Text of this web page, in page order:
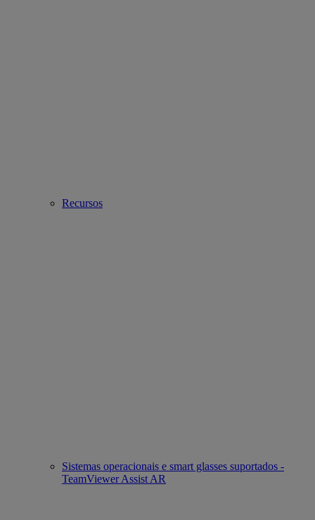
Recursos
Sistemas operacionais e smart glasses suportados -
TeamViewer Assist AR